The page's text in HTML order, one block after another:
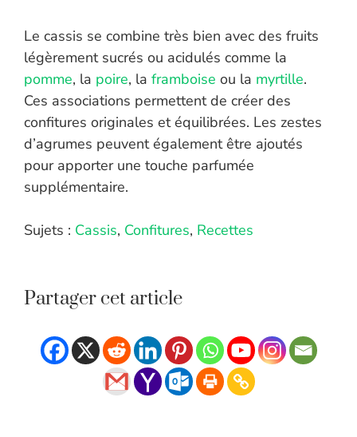
Le cassis se combine très bien avec des fruits
légèrement sucrés ou acidulés comme la
pomme, la poire, la framboise ou la myrtille.
Ces associations permettent de créer des
confitures originales et équilibrées. Les zestes
d’agrumes peuvent également être ajoutés
pour apporter une touche parfumée
supplémentaire.
Sujets : Cassis, Confitures, Recettes
Partager cet article